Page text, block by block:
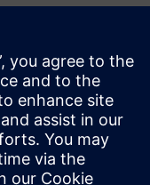
og
ressurser